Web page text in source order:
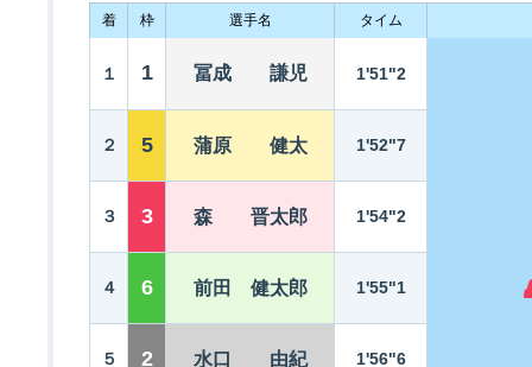
今節出場選手のマル得情報
着 枠 選手名 タイム
１ 1 冨成 謙児 1'51"2
２ 5 蒲原 健太 1'52"7
３ 3 森 晋太郎 1'54"2
４ 6 前田 健太郎 1'55"1
５ 2 水口 由紀 1'56"6